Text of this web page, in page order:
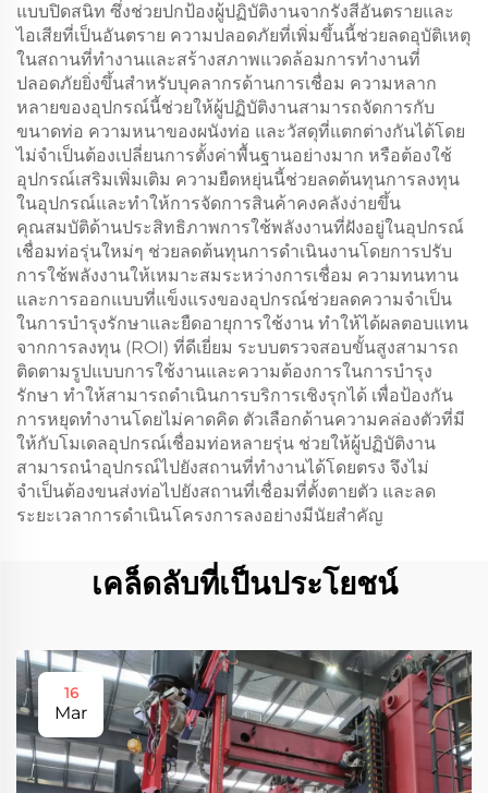
แบบปิดสนิท ซึ่งช่วยปกป้องผู้ปฏิบัติงานจากรังสีอันตรายและ
ไอเสียที่เป็นอันตราย ความปลอดภัยที่เพิ่มขึ้นนี้ช่วยลดอุบัติเหตุ
ในสถานที่ทำงานและสร้างสภาพแวดล้อมการทำงานที่
ปลอดภัยยิ่งขึ้นสำหรับบุคลากรด้านการเชื่อม ความหลาก
หลายของอุปกรณ์นี้ช่วยให้ผู้ปฏิบัติงานสามารถจัดการกับ
ขนาดท่อ ความหนาของผนังท่อ และวัสดุที่แตกต่างกันได้โดย
ไม่จำเป็นต้องเปลี่ยนการตั้งค่าพื้นฐานอย่างมาก หรือต้องใช้
อุปกรณ์เสริมเพิ่มเติม ความยืดหยุ่นนี้ช่วยลดต้นทุนการลงทุน
ในอุปกรณ์และทำให้การจัดการสินค้าคงคลังง่ายขึ้น
คุณสมบัติด้านประสิทธิภาพการใช้พลังงานที่ฝังอยู่ในอุปกรณ์
เชื่อมท่อรุ่นใหม่ๆ ช่วยลดต้นทุนการดำเนินงานโดยการปรับ
การใช้พลังงานให้เหมาะสมระหว่างการเชื่อม ความทนทาน
และการออกแบบที่แข็งแรงของอุปกรณ์ช่วยลดความจำเป็น
ในการบำรุงรักษาและยืดอายุการใช้งาน ทำให้ได้ผลตอบแทน
จากการลงทุน (ROI) ที่ดีเยี่ยม ระบบตรวจสอบขั้นสูงสามารถ
ติดตามรูปแบบการใช้งานและความต้องการในการบำรุง
รักษา ทำให้สามารถดำเนินการบริการเชิงรุกได้ เพื่อป้องกัน
การหยุดทำงานโดยไม่คาดคิด ตัวเลือกด้านความคล่องตัวที่มี
ให้กับโมเดลอุปกรณ์เชื่อมท่อหลายรุ่น ช่วยให้ผู้ปฏิบัติงาน
สามารถนำอุปกรณ์ไปยังสถานที่ทำงานได้โดยตรง จึงไม่
จำเป็นต้องขนส่งท่อไปยังสถานที่เชื่อมที่ตั้งตายตัว และลด
ระยะเวลาการดำเนินโครงการลงอย่างมีนัยสำคัญ
เคล็ดลับที่เป็นประโยชน์
16
Mar